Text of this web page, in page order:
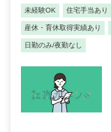
未経験OK 住宅手当あり
産休・育休取得実績あり
日勤のみ/夜勤なし